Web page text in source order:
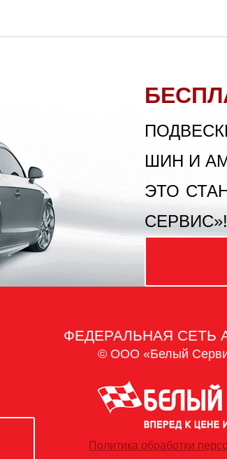
ШИН И
ЭТО
СЕРВИС»!
ФЕДЕРАЛЬНАЯ СЕТЬ
© ООО «Белый
Политика обработки